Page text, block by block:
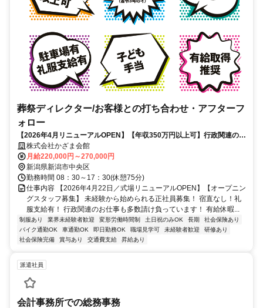
葬祭ディレクター/お客様との打ち合わせ・アフターフ
ォロー
【2026年4月リニューアルOPEN】【年収350万円以上可】行政関連の業
務多数／夜間当番は自宅待機
株式会社かざま会館
月給220,000円～270,000円
新潟県新潟市中央区
勤務時間 08：30～17：30(休憩75分)
仕事内容 【2026年4月22日／式場リニューアルOPEN】【オープニン
グスタッフ募集】 未経験から始められる正社員募集！ 宿直なし！礼
服支給有！ 行政関連のお仕事も多数請け負っています！ 有給休暇...
制服あり 業界未経験者歓迎 変形労働時間制 土日祝のみOK 長期
社会保険あり
バイク通勤OK
車通勤OK 即日勤務OK 職場見学可 未経験者歓迎
研修あり
社会保険完備
賞与あり 交通費支給 昇給あり
派遣社員
会計事務所での総務事務